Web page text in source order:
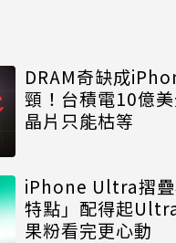
DRAM奇缺成
頸！台積電10億
晶片只能枯等
iPhone Ultra摺
特點」配得起
果粉看完更心動